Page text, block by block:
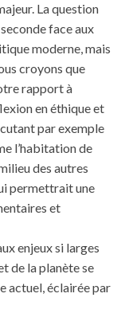
La question
face aux
moderne, mais
croyons que
rapport à
en éthique et
par exemple
l’habitation de
des autres
permettrait une
et
enjeux si larges
de la planète se
actuel, éclairée par